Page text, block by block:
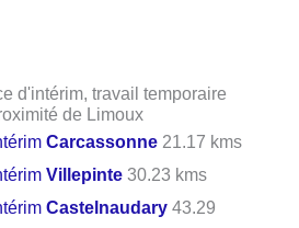
d'intérim, travail temporaire
de Limoux
Carcassonne 21.17 kms
Villepinte 30.23 kms
Castelnaudary 43.29